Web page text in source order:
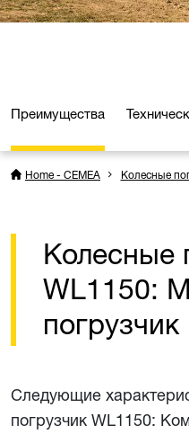
Преимущества
Home - CEMEA Колесные
Колесные
WL1150:
погрузчик
Следующие
погрузчик WL1150: